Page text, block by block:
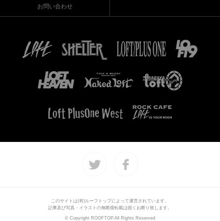
お問い合わせ
このサイトは(有)ルーフトップによって運営されています。
記事及び写真・イラストの無断復転載は固くお断り致します。
© Copyright ROOFTOP.All Rights Reserved